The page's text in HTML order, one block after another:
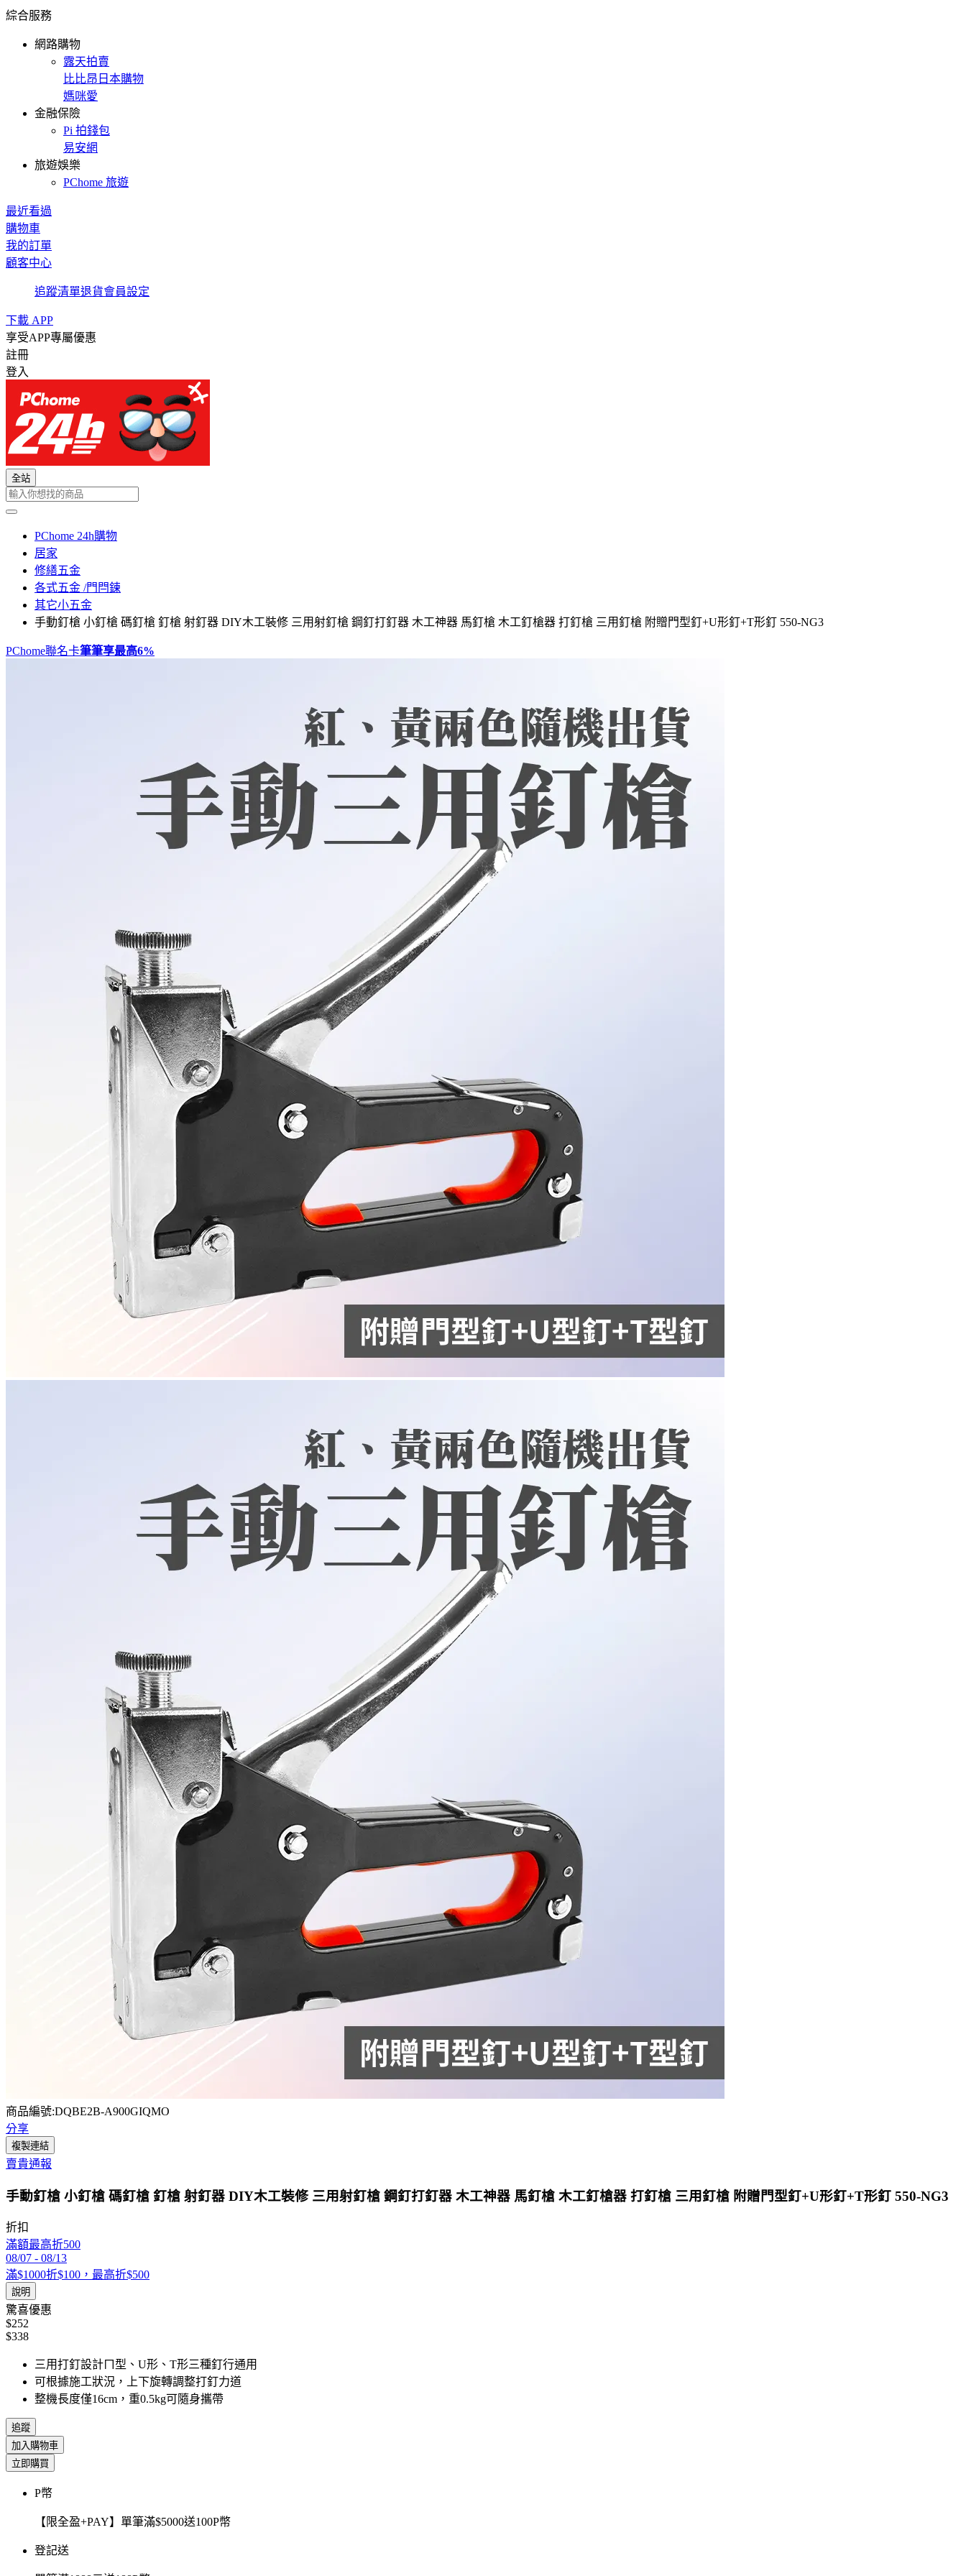
綜合服務
網路購物
露天拍賣
比比昂日本購物
媽咪愛
金融保險
Pi 拍錢包
易安網
旅遊娛樂
PChome 旅遊
最近看過
購物車
我的訂單
顧客中心
追蹤清單退貨會員設定
下載 APP
享受APP專屬優惠
註冊
登入
全站
PChome 24h購物
居家
修繕五金
各式五金 /門閂鍊
其它小五金
手動釘槍 小釘槍 碼釘槍 釘槍 射釘器 DIY木工裝修 三用射釘槍 鋼釘打釘器 木工神器 馬釘槍 木工釘槍器 打釘槍 三用釘槍 附贈門型釘+U形釘+T形釘 550-NG3
PChome聯名卡筆筆享最高6%
商品編號:DQBE2B-A900GIQMO
分享
複製連結
賣貴通報
手動釘槍 小釘槍 碼釘槍 釘槍 射釘器 DIY木工裝修 三用射釘槍 鋼釘打釘器 木工神器 馬釘槍 木工釘槍器 打釘槍 三用釘槍 附贈門型釘+U形釘+T形釘 550-NG3
折扣
滿額最高折500
08/07 - 08/13
滿$1000折$100，最高折$500
說明
驚喜優惠
$252
$338
三用打釘設計ㄇ型、U形、T形三種釘行通用
可根據施工狀況，上下旋轉調整打釘力道
整機長度僅16cm，重0.5kg可隨身攜帶
追蹤
加入購物車
立即購買
P幣
【限全盈+PAY】單筆滿$5000送100P幣
登記送